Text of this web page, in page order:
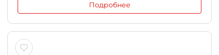
Подробнее